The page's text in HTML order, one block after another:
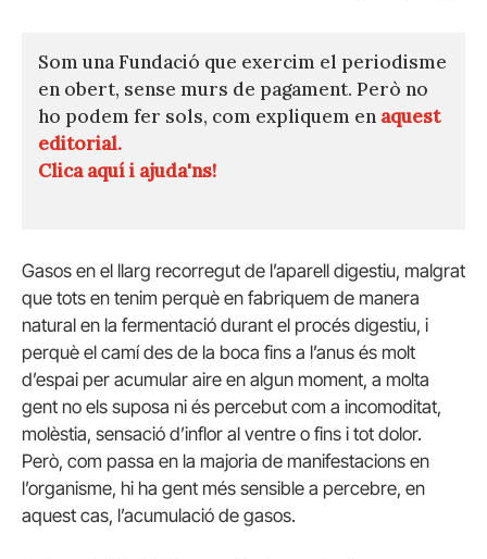
Som una Fundació que exercim el periodisme
en obert, sense murs de pagament. Però no
ho podem fer sols, com expliquem en aquest
editorial.
Clica aquí i ajuda'ns!
Gasos en el llarg recorregut de l’aparell digestiu, malgrat
que tots en tenim perquè en fabriquem de manera
natural en la fermentació durant el procés digestiu, i
perquè el camí des de la boca fins a l’anus és molt
d’espai per acumular aire en algun moment, a molta
gent no els suposa ni és percebut com a incomoditat,
molèstia, sensació d’inflor al ventre o fins i tot dolor.
Però, com passa en la majoria de manifestacions en
l’organisme, hi ha gent més sensible a percebre, en
aquest cas, l’acumulació de gasos.